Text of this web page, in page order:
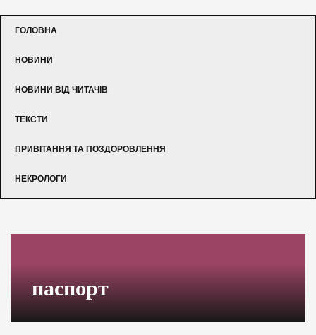
ГОЛОВНА
НОВИНИ
НОВИНИ ВІД ЧИТАЧІВ
ТЕКСТИ
ПРИВІТАННЯ ТА ПОЗДОРОВЛЕННЯ
НЕКРОЛОГИ
паспорт